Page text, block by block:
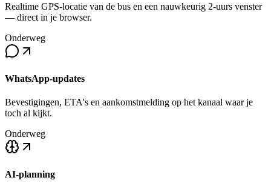
Realtime GPS-locatie van de bus en een nauwkeurig 2-uurs venster
— direct in je browser.
Onderweg
WhatsApp-updates
Bevestigingen, ETA's en aankomstmelding op het kanaal waar je
toch al kijkt.
Onderweg
AI-planning